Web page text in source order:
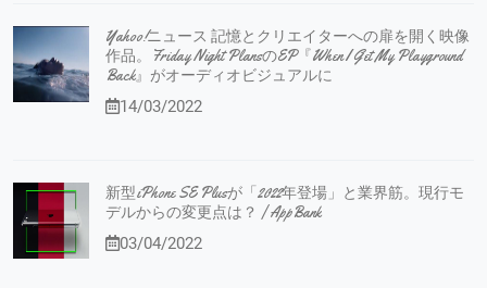
Yahoo!ニュース 記憶とクリエイターへの扉を開く映像
作品。Friday Night PlansのEP『When I Get My Playground
Back』がオーディオビジュアルに
14/03/2022
新型iPhone SE Plusが「2022年登場」と業界筋。現行モ
デルからの変更点は？ | AppBank
03/04/2022